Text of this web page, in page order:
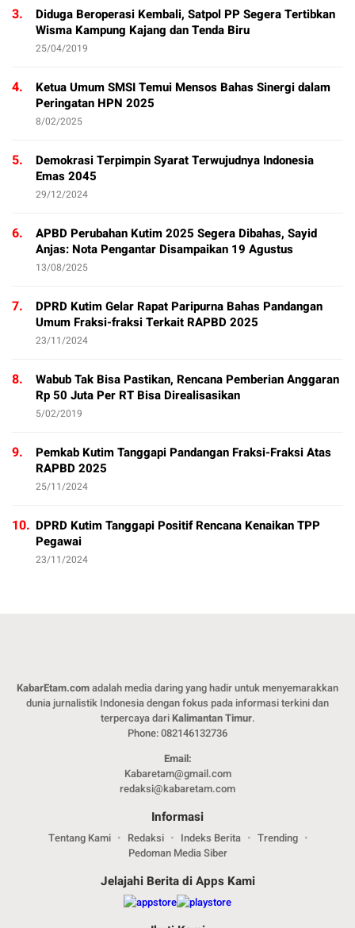
3.
Diduga Beroperasi Kembali, Satpol PP Segera Tertibkan
Wisma Kampung Kajang dan Tenda Biru
25/04/2019
4.
Ketua Umum SMSI Temui Mensos Bahas Sinergi dalam
Peringatan HPN 2025
8/02/2025
5.
Demokrasi Terpimpin Syarat Terwujudnya Indonesia
Emas 2045
29/12/2024
6.
APBD Perubahan Kutim 2025 Segera Dibahas, Sayid
Anjas: Nota Pengantar Disampaikan 19 Agustus
13/08/2025
7.
DPRD Kutim Gelar Rapat Paripurna Bahas Pandangan
Umum Fraksi-fraksi Terkait RAPBD 2025
23/11/2024
8.
Wabub Tak Bisa Pastikan, Rencana Pemberian Anggaran
Rp 50 Juta Per RT Bisa Direalisasikan
5/02/2019
9.
Pemkab Kutim Tanggapi Pandangan Fraksi-Fraksi Atas
RAPBD 2025
25/11/2024
10. DPRD Kutim Tanggapi Positif Rencana Kenaikan TPP
Pegawai
23/11/2024
KabarEtam.comadalah media daring yang hadir untuk menyemarakkan
dunia jurnalistik Indonesia dengan fokus pada informasi terkini dan
terpercaya dariKalimantan Timur.
Phone: 082146132736
Email:
Kabaretam@gmail.com
redaksi@kabaretam.com
Informasi
Tentang Kami Redaksi Indeks Berita
Trending
Pedoman Media Siber
Jelajahi Berita di Apps Kami